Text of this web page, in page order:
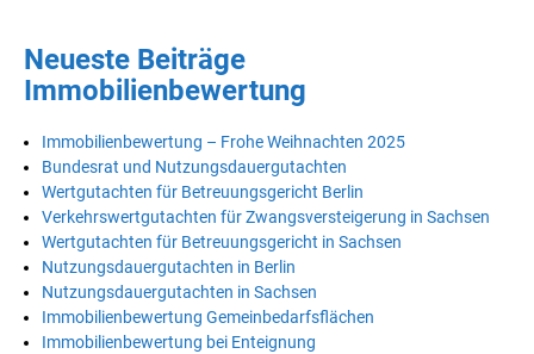
Neueste Beiträge
Immobilienbewertung
Immobilienbewertung – Frohe Weihnachten 2025
Bundesrat und Nutzungsdauergutachten
Wertgutachten für Betreuungsgericht Berlin
Verkehrswertgutachten für Zwangsversteigerung in Sachsen
Wertgutachten für Betreuungsgericht in Sachsen
Nutzungsdauergutachten in Berlin
Nutzungsdauergutachten in Sachsen
Immobilienbewertung Gemeinbedarfsflächen
Immobilienbewertung bei Enteignung